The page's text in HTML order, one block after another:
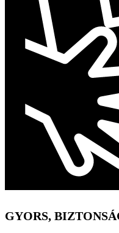
GYORS,